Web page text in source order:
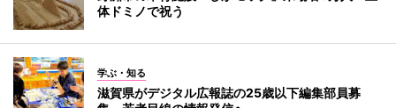
体ドミノで祝う
学ぶ・知る
滋賀県がデジタル広報誌の25歳以下編集部員募